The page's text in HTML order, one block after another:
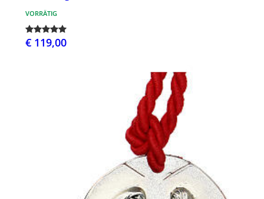
VORRÄTIG
€ 119,00